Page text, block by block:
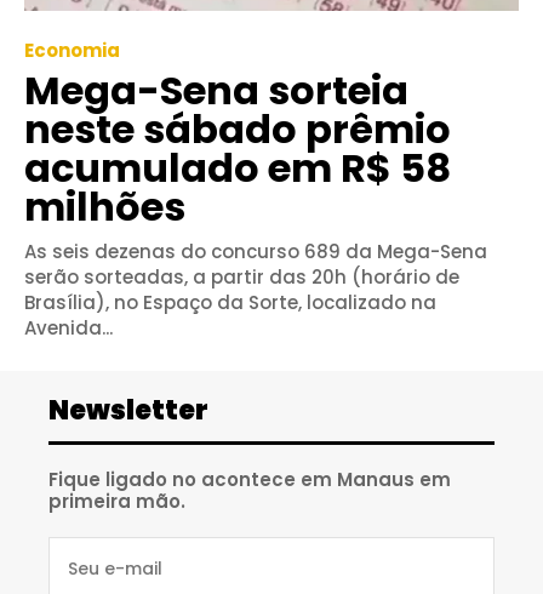
Economia
Mega-Sena sorteia
neste sábado prêmio
acumulado em R$ 58
milhões
As seis dezenas do concurso 689 da Mega-Sena
serão sorteadas, a partir das 20h (horário de
Brasília), no Espaço da Sorte, localizado na
Avenida...
Newsletter
Fique ligado no acontece em Manaus em
primeira mão.